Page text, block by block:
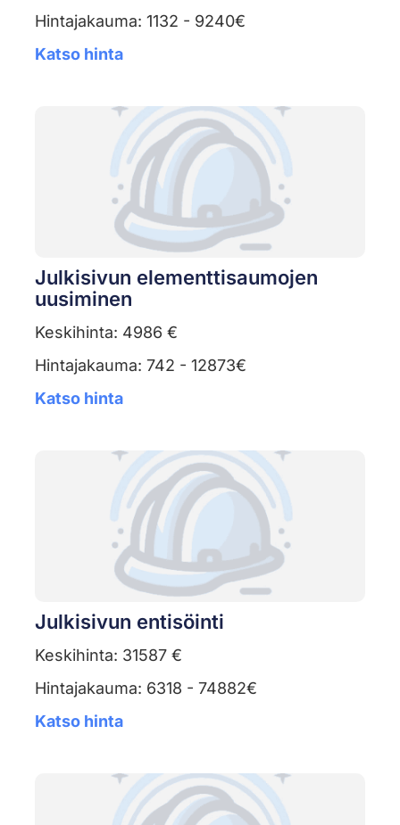
Hintajakauma: 1132 - 9240€
Katso hinta
Julkisivun elementtisaumojen
uusiminen
Keskihinta: 4986 €
Hintajakauma: 742 - 12873€
Katso hinta
Julkisivun entisöinti
Keskihinta: 31587 €
Hintajakauma: 6318 - 74882€
Katso hinta